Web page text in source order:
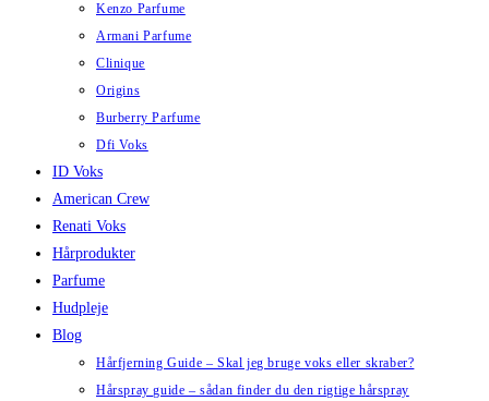
Kenzo Parfume
Armani Parfume
Clinique
Origins
Burberry Parfume
Dfi Voks
ID Voks
American Crew
Renati Voks
Hårprodukter
Parfume
Hudpleje
Blog
Hårfjerning Guide – Skal jeg bruge voks eller skraber?
Hårspray guide – sådan finder du den rigtige hårspray